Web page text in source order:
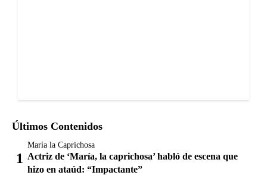
Últimos Contenidos
María la Caprichosa
Actriz de ‘María, la caprichosa’ habló de escena que
hizo en ataúd: “Impactante”